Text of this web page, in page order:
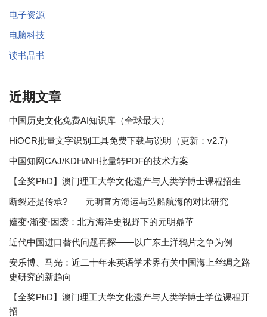
电子资源
电脑科技
读书品书
近期文章
中国历史文化免费AI知识库（全球最大）
HiOCR批量文字识别工具免费下载与说明（更新：v2.7）
中国知网CAJ/KDH/NH批量转PDF的技术方案
【全奖PhD】澳门理工大学文化遗产与人类学博士课程招生
断裂还是传承?——元明官方海运与造船航海的对比研究
嬗变·渐变·因袭：北方海洋史视野下的元明鼎革
近代中国进口替代问题再探——以广东土洋鸦片之争为例
安乐博、马光：近二十年来英语学术界有关中国海上丝绸之路
史研究的新趋向
【全奖PhD】澳门理工大学文化遗产与人类学博士学位课程开
招